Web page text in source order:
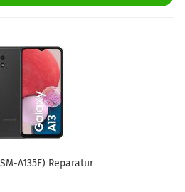
​A135F) Re­pa­ra­tur